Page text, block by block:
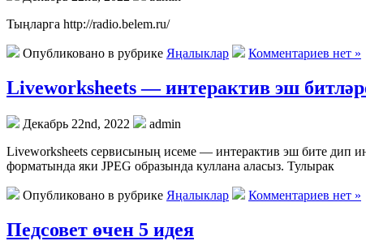
Тыңларга http://radio.belem.ru/
Опубликовано в рубрике Яңалыклар Комментариев нет »
Liveworksheets — интерактив эш
Декабрь 22nd, 2022
admin
Liveworksheets сервисының исеме — интерактив эш бите дип
форматында яки JPEG образында куллана аласыз. Тулырак
Опубликовано в рубрике Яңалыклар Комментариев нет »
Педсовет өчен 5 идея